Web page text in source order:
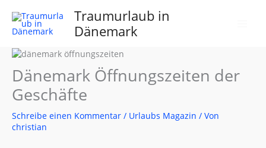
Inhalt
springen
Traumurlaub in
Dänemark
Dänemark Öffnungszeiten der
Geschäfte
Schreibe einen Kommentar / Urlaubs Magazin / Von
christian